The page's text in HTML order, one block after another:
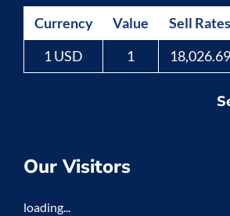
Currency Value Sell Rates
1 USD
1 18,026.69
Our Visitors
loading...